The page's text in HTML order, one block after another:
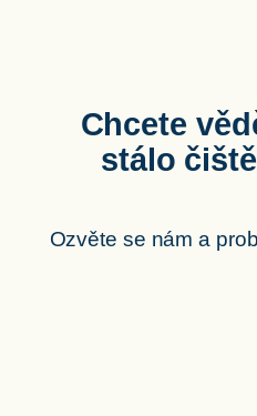
Chcete
stálo
Ozvěte se nám a